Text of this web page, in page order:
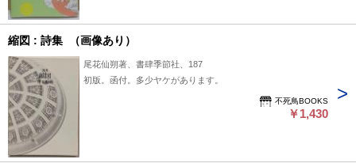
縮図 : 詩集 （画像あり）
尾花仙朔著、書肆季節社、187
初版。函付。多少ヤケがあります。
不死鳥BOOKS
￥1,430